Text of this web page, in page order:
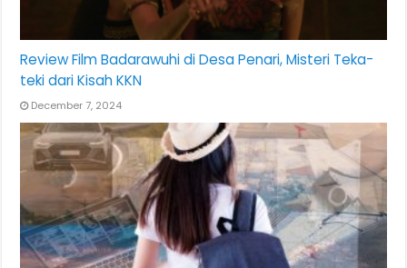
Review Film Badarawuhi di Desa Penari, Misteri Teka-
teki dari Kisah KKN
December 7, 2024